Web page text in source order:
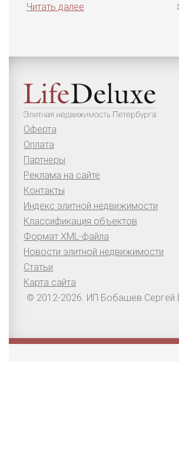
Читать далее
Оферта
Оплата
Партнеры
Реклама на сайте
Контакты
Индекс элитной недвижимости
Классификация объектов
Формат XML-файла
Новости элитной недвижимости
Статьи
Карта сайта
© 2012-2026. ИП Бобашев Сергей